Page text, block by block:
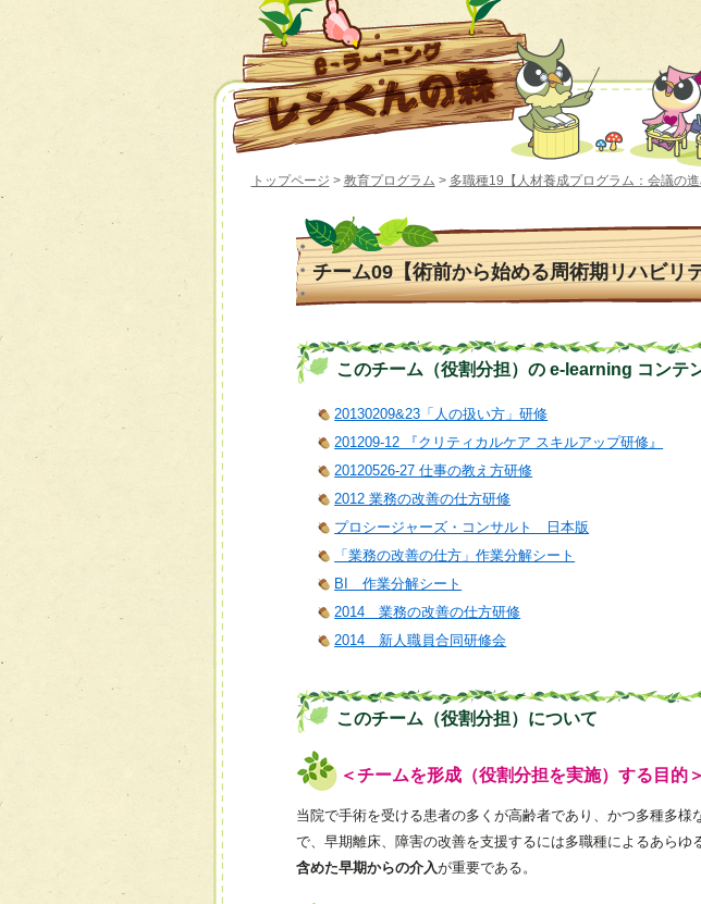
トップページ > 教育プログラム > 多職種19【人材養成プログラム：会議の進
チーム09【術前から始める周術期リハビリ
このチーム（役割分担）の e-learning コンテ
20130209&23「人の扱い方」研修
201209-12 『クリティカルケア スキルアップ研修』
20120526-27 仕事の教え方研修
2012 業務の改善の仕方研修
プロシージャーズ・コンサルト 日本版
「業務の改善の仕方」作業分解シート
BI 作業分解シート
2014 業務の改善の仕方研修
2014 新人職員合同研修会
このチーム（役割分担）について
＜チームを形成（役割分担を実施）する目的＞
当院で手術を受ける患者の多くが高齢者であり、かつ多種多
で、早期離床、障害の改善を支援するには多職種によるあらゆ
含めた早期からの介入が重要である。